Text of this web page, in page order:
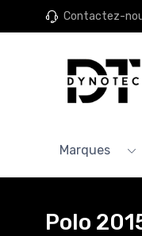
Contactez-
Marques
Polo